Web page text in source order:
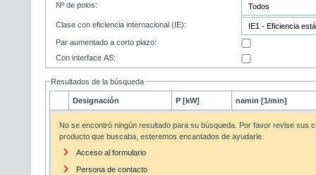
Nº de polos:
Clase con eficiencia internacional (IE):
Par aumentado a corto plazo:
Con interface AS:
Resultados de la búsqueda
Designación P [kW] namin [1/min]
No se encontró ningún resultado para su búsqueda. Por favor revise sus
producto que buscaba, esteremos encantados de ayudarle.
Acceso al formulario
Persona de contacto